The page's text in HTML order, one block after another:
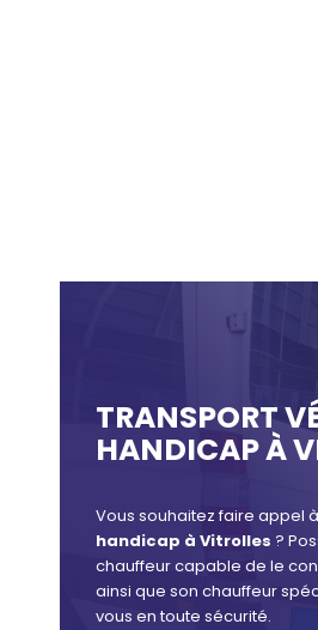
TRANSPORT
HANDICAP À
Vous souhaitez faire appel
handicap à Vitrolles ?
chauffeur capable de le
ainsi que son chauffeur
vous en toute sécurité.